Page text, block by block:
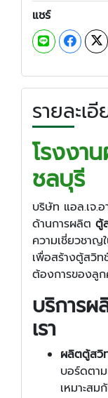
แชร์
รายละเ
โรงงา
ชลบุรี
บริษัท แอล.เจ.
ด้านการผลิต ตู้
ความเชี่ยวชาญ
เพื่อสร้างตู้สวิ
ต้องการของลูก
บริการผ
เรา
ผลิตตู้สวิ
บอร์ดตา
เหมาะสม